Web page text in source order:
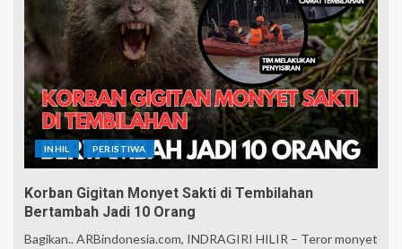
INHIL PERISTIWA
Korban Gigitan Monyet Sakti di Tembilahan
Bertambah Jadi 10 Orang
Bagikan.. ARBindonesia.com, INDRAGIRI HILIR – Teror monyet